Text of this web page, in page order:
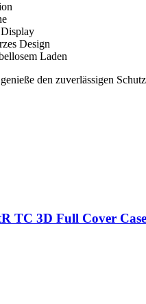
Design
Laden
den zuverlässigen
TC 3D Full Cover